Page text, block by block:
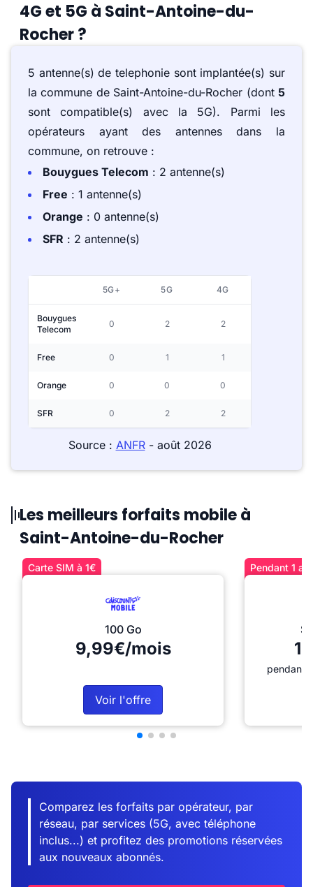
4G et 5G à Saint-Antoine-du-
Rocher ?
5 antenne(s) de telephonie sont implantée(s) sur
la commune de Saint-Antoine-du-Rocher (dont 5
sont compatible(s) avec la 5G). Parmi les
opérateurs ayant des antennes dans la
commune, on retrouve :
Bouygues Telecom : 2 antenne(s)
Free : 1 antenne(s)
Orange : 0 antenne(s)
SFR : 2 antenne(s)
5G+ 5G 4G
Bouygues
Telecom
0 2 2
Free 0 1 1
Orange 0 0 0
SFR 0 2 2
Source : ANFR- août 2026
Les meilleurs forfaits mobile à
Saint-Antoine-du-Rocher
Carte SIM à 1€
100 Go
9,99€/mois
Voir l'offre
Pendant 1
pendant
Comparez les forfaits par opérateur, par
réseau, par services (5G, avec téléphone
inclus...) et profitez des promotions réservées
aux nouveaux abonnés.